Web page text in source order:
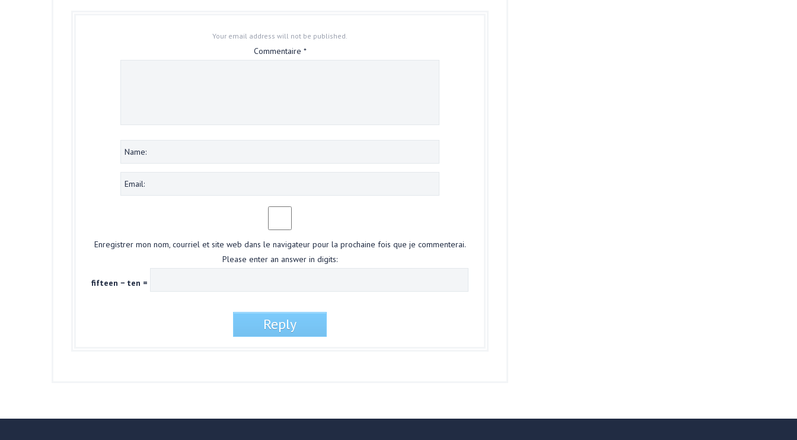
Your email address will not be published.
Commentaire *
Enregistrer mon nom, courriel et site web dans le navigateur pour la prochaine fois que je commenterai.
Please enter an answer in digits:
fifteen − ten =